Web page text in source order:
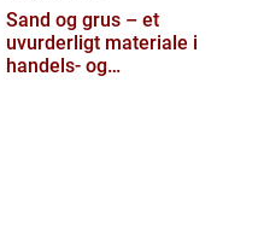
Sand og grus – et
uvurderligt materiale i
handels- og